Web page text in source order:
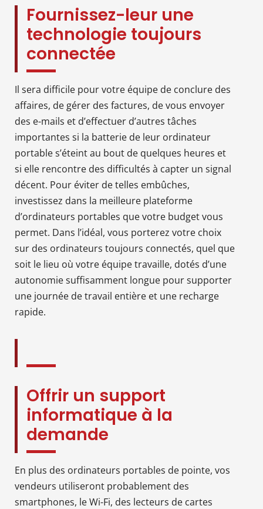
Fournissez-leur une
technologie toujours
connectée
Il sera difficile pour votre équipe de conclure des
affaires, de gérer des factures, de vous envoyer
des e-mails et d’effectuer d’autres tâches
importantes si la batterie de leur ordinateur
portable s’éteint au bout de quelques heures et
si elle rencontre des difficultés à capter un signal
décent. Pour éviter de telles embûches,
investissez dans la meilleure plateforme
d’ordinateurs portables que votre budget vous
permet. Dans l’idéal, vous porterez votre choix
sur des ordinateurs toujours connectés, quel que
soit le lieu où votre équipe travaille, dotés d’une
autonomie suffisamment longue pour supporter
une journée de travail entière et une recharge
rapide.
Offrir un support
informatique à la
demande
En plus des ordinateurs portables de pointe, vos
vendeurs utiliseront probablement des
smartphones, le Wi-Fi, des lecteurs de cartes